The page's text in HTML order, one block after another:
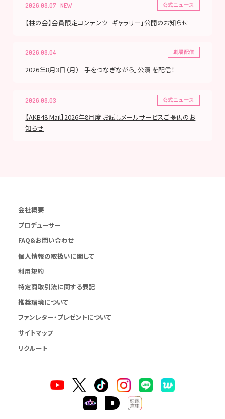
2026.08.07 公式ニュース
【柱の会】会員限定コンテンツ「ギャラリー」公開のお知らせ
2026.08.04 劇場配信
2026年8月3日（月） 「手をつなぎながら」公演 を配信！
2026.08.03 公式ニュース
【AKB48 Mail】2026年8月度 お試しメールサービスご提供のお
知らせ
会社概要
プロデューサー
FAQ&お問い合わせ
個人情報の取扱いに関して
利用規約
特定商取引法に関する表記
推奨環境について
ファンレター・プレゼントについて
サイトマップ
リクルート